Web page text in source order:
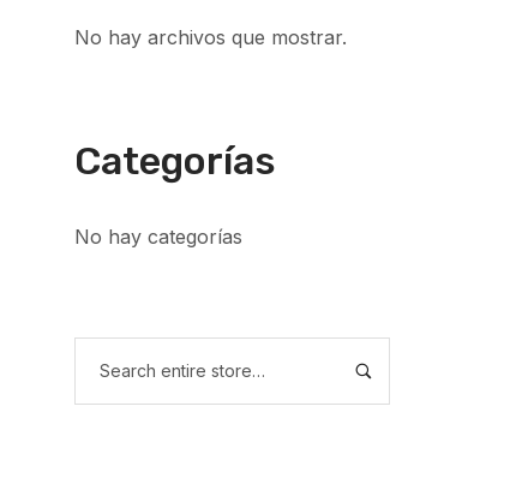
No hay archivos que mostrar.
Categorías
No hay categorías